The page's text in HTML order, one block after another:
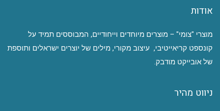
אודות
מוצרי "צומי" – מוצרים מיוחדים וייחודיים, המבוססים תמיד על
קונספט קריאייטיבי, עיצוב מקורי, מילים של יוצרים ישראלים ותוספת
של אובייקט מודבק.
ניווט מהיר